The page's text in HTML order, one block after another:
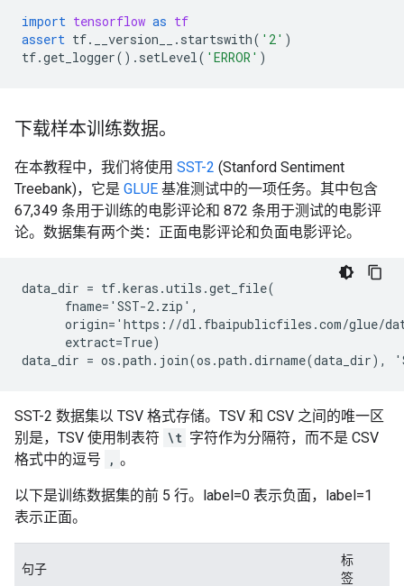
import tensorflow as tf
assert tf. __version__ . startswith( '2' )
tf.get_logger() . setLevel( 'ERROR' )
下载样本训练数据。
在本教程中，我们将使用 SST-2 (Stanford Sentiment
Treebank)，它是 GLUE 基准测试中的一项任务。其中包含
67,349 条用于训练的电影评论和 872 条用于测试的电影评
论。数据集有两个类：正面电影评论和负面电影评论。
data_dir = tf.keras.utils.get_file(
      fname='SST-2.zip',
origin='https://dl.fbaipublicfiles.com/glue/
      extract=True)
SST-2 数据集以 TSV 格式存储。TSV 和 CSV 之间的唯一区
别是，TSV 使用制表符 \t 字符作为分隔符，而不是 CSV
格式中的逗号
, 。
以下是训练数据集的前 5 行。label=0 表示负面，label=1
表示正面。
句子
标
签